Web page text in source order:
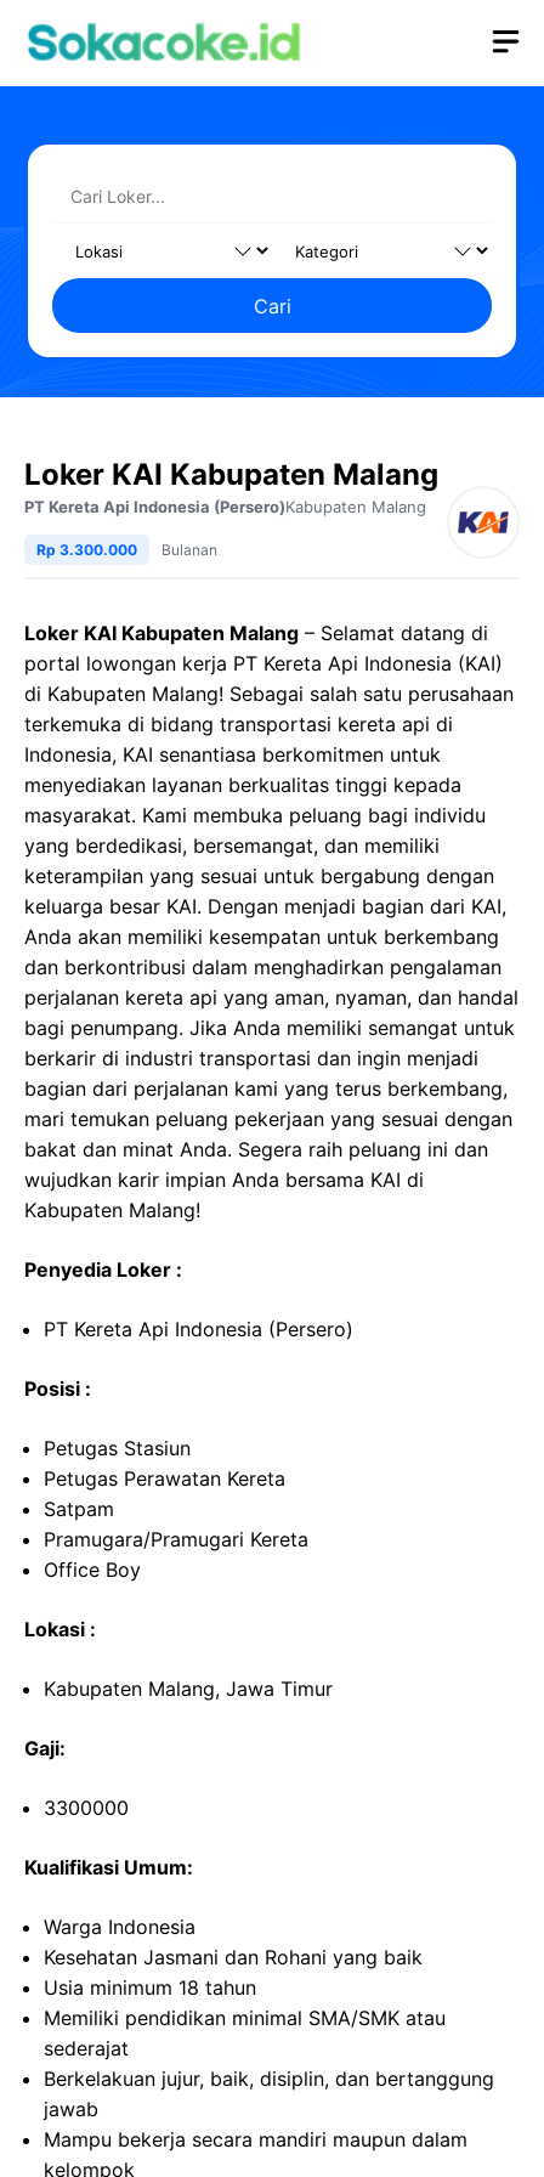
Cari
Loker KAI Kabupaten Malang
PT Kereta Api Indonesia (Persero)Kabupaten Malang
Rp 3.300.000 Bulanan
Loker KAI Kabupaten Malang – Selamat datang di
portal lowongan kerja PT Kereta Api Indonesia (KAI)
di Kabupaten Malang! Sebagai salah satu perusahaan
terkemuka di bidang transportasi kereta api di
Indonesia, KAI senantiasa berkomitmen untuk
menyediakan layanan berkualitas tinggi kepada
masyarakat. Kami membuka peluang bagi individu
yang berdedikasi, bersemangat, dan memiliki
keterampilan yang sesuai untuk bergabung dengan
keluarga besar KAI. Dengan menjadi bagian dari KAI,
Anda akan memiliki kesempatan untuk berkembang
dan berkontribusi dalam menghadirkan pengalaman
perjalanan kereta api yang aman, nyaman, dan handal
bagi penumpang. Jika Anda memiliki semangat untuk
berkarir di industri transportasi dan ingin menjadi
bagian dari perjalanan kami yang terus berkembang,
mari temukan peluang pekerjaan yang sesuai dengan
bakat dan minat Anda. Segera raih peluang ini dan
wujudkan karir impian Anda bersama KAI di
Kabupaten Malang!
Penyedia Loker :
PT Kereta Api Indonesia (Persero)
Posisi :
Petugas Stasiun
Petugas Perawatan Kereta
Satpam
Pramugara/Pramugari Kereta
Office Boy
Lokasi :
Kabupaten Malang, Jawa Timur
Gaji:
3300000
Kualifikasi Umum:
Warga Indonesia
Kesehatan Jasmani dan Rohani yang baik
Usia minimum 18 tahun
Memiliki pendidikan minimal SMA/SMK atau
sederajat
Berkelakuan jujur, baik, disiplin, dan bertanggung
jawab
Mampu bekerja secara mandiri maupun dalam
kelompok